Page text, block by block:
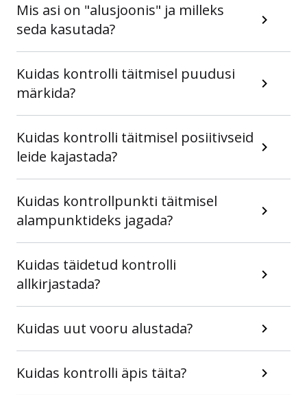
Mis asi on "alusjoonis" ja milleks
seda kasutada?
Kuidas kontrolli täitmisel puudusi
märkida?
Kuidas kontrolli täitmisel posiitivseid
leide kajastada?
Kuidas kontrollpunkti täitmisel
alampunktideks jagada?
Kuidas täidetud kontrolli
allkirjastada?
Kuidas uut vooru alustada?
Kuidas kontrolli äpis täita?